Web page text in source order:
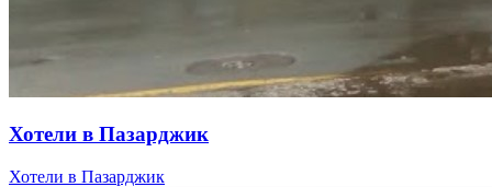
Хотели в Пазарджик
Хотели в Пазарджик